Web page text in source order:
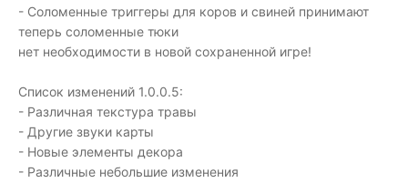
- Соломенные триггеры для коров и свиней принимают
теперь соломенные тюки
нет необходимости в новой сохраненной игре!
Список изменений 1.0.0.5:
- Различная текстура травы
- Другие звуки карты
- Новые элементы декора
- Различные небольшие изменения